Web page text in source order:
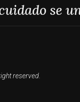
se
reserved.